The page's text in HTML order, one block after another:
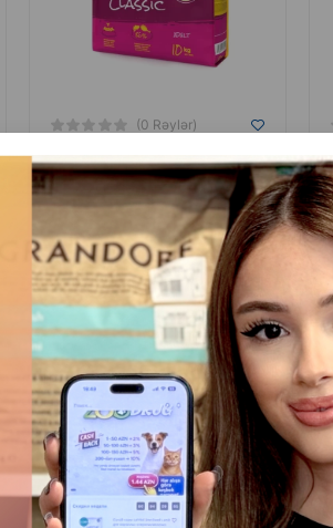
(0 Rəylər)
Çəki Qiymət
Almaq
Кq (çəki ilə)
9.00
18 kg 160.00
Josera Catelux 15 kq yetkin pişiklər
üçün tam rasionlu balanslaşdırılmış
quru yem